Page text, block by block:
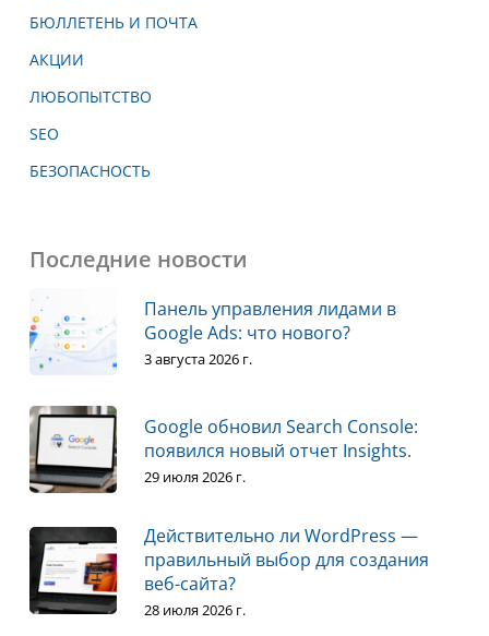
БЮЛЛЕТЕНЬ И ПОЧТА
АКЦИИ
ЛЮБОПЫТСТВО
SEO
БЕЗОПАСНОСТЬ
Последние новости
Панель управления лидами в
Google Ads: что нового?
3 августа 2026 г.
Google обновил Search Console:
появился новый отчет Insights.
29 июля 2026 г.
Действительно ли WordPress —
правильный выбор для создания
веб-сайта?
28 июля 2026 г.